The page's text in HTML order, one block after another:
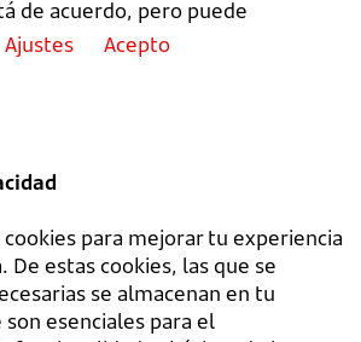
de acuerdo, pero puede
Ajustes Acepto
para mejorar tu experiencia
De estas cookies, las que se
se almacenan en tu
esenciales para el